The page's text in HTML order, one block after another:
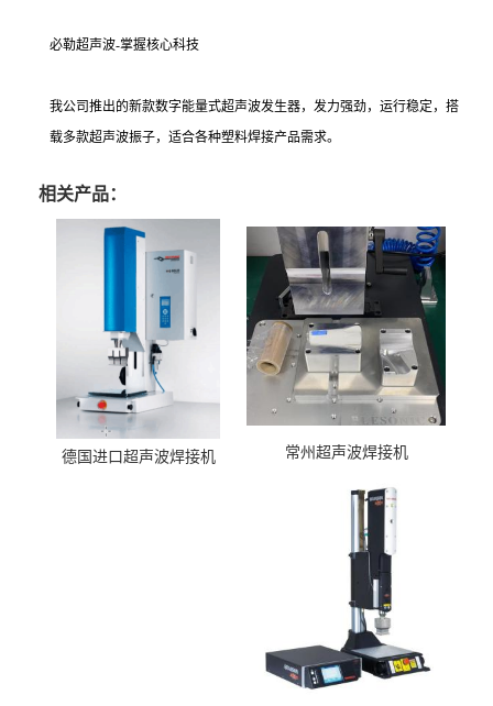
必勒超声波-掌握核心科技
我公司推出的新款数字能量式超声波发生器，发力强劲，运行稳定，搭
载多款超声波振子，适合各种塑料焊接产品需求。
相关产品：
德国进口超声波焊接机 常州超声波焊接机